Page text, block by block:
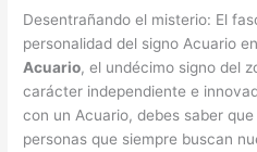
Desentrañando el misterio: El
personalidad del signo Acuario
Acuario, el undécimo signo del
carácter independiente e
con un Acuario, debes saber
personas que siempre buscan